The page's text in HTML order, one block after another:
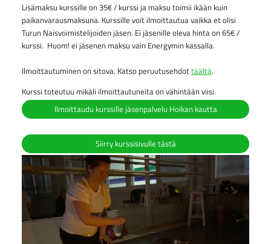
Lisämaksu kurssille on 35€ / kurssi ja maksu toimii ikään kuin
paikanvarausmaksuna. Kurssille voit ilmoittautua vaikka et olisi
Turun Naisvoimistelijoiden jäsen. Ei jäsenille oleva hinta on 65€ /
kurssi. Huom! ei jäsenen maksu vain Energymin kassalla.
Ilmoittautuminen on sitova. Katso peruutusehdottäältä.
Kurssi toteutuu mikäli ilmoittautuneita on vähintään viisi.
Ilmoittaudu kurssille jäsenpalvelu Hoikan kautta
Siirry kurssisivulle tästä